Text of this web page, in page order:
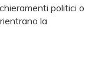
politici o
la